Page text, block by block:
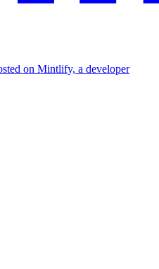
on Mintlify, a developer